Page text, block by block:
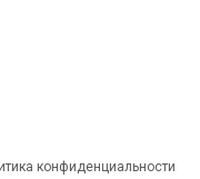
конфиденциальности